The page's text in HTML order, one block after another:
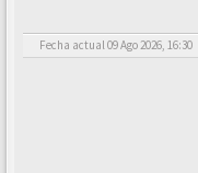
Fecha actual 09 Ago 2026, 16:30